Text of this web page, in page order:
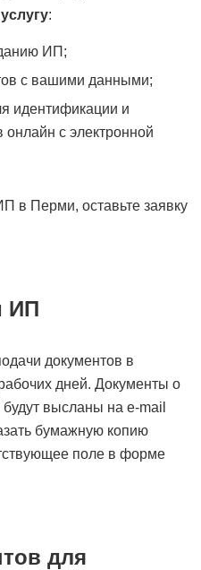
:
ИП;
с вашими данными;
идентификации и
онлайн с электронной
в Перми, оставьте заявку
ИП
документов в
дней. Документы о
высланы на e-mail
бумажную копию
поле в форме
для